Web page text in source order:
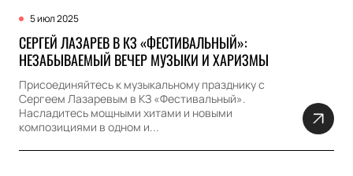
5 июл 2025
СЕРГЕЙ ЛАЗАРЕВ В КЗ «ФЕСТИВАЛЬНЫЙ»:
НЕЗАБЫВАЕМЫЙ ВЕЧЕР МУЗЫКИ И ХАРИЗМЫ
Присоединяйтесь к музыкальному празднику с
Сергеем Лазаревым в КЗ «Фестивальный».
Насладитесь мощными хитами и новыми
композициями в одном и...